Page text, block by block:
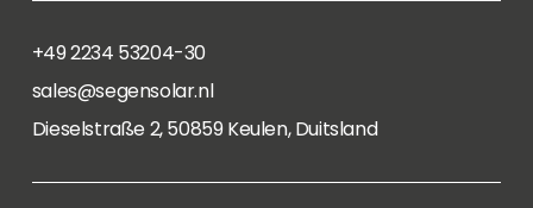
+49 2234 53204-30
sales@segensolar.nl
Dieselstraße 2, 50859 Keulen, Duitsland